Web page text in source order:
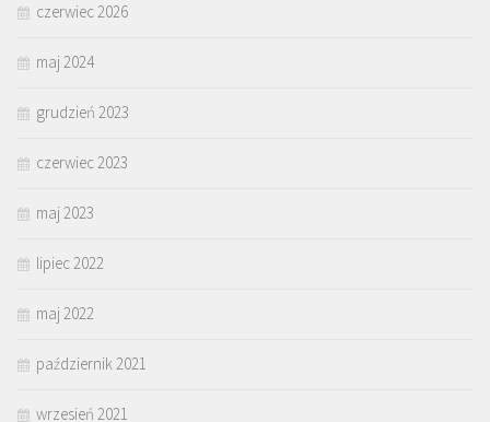
czerwiec 2026
maj 2024
grudzień 2023
czerwiec 2023
maj 2023
lipiec 2022
maj 2022
październik 2021
wrzesień 2021